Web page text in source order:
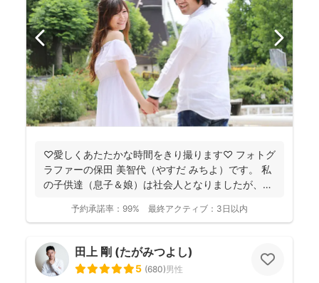
♡愛しくあたたかな時間をきり撮ります♡ フォトグ
ラファーの保田 美智代（やすだ みちよ）です。 私
の子供達（息子＆娘）は社会人となりましたが、今
予約承諾率： 99% 最終アクティブ： 3日以内
田上 剛 (たがみつよし)
5 (680)男性